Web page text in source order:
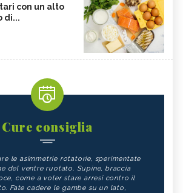
con un alto
di...
Cure consiglia
le asimmetrie rotatorie, sperimentate
del ventre ruotato. Supine, braccia
come a voler stare arresi contro il
Fate cadere le gambe su un lato,